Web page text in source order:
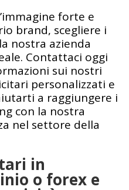
forte e
brand, scegliere i
nostra azienda
Contattaci oggi
sui nostri
personalizzati e
a raggiungere i
con la nostra
nel settore della
in
o forex e